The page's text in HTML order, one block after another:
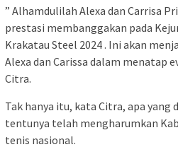
” Alhamdulilah Alexa dan Carrisa
prestasi membanggakan pada
Krakatau Steel 2024 . Ini akan
Alexa dan Carissa dalam menatap
Citra.
Tak hanya itu, kata Citra, apa yang
tentunya telah mengharumkan
tenis nasional.